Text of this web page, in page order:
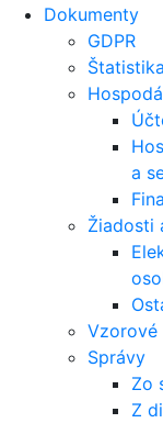
Dokumenty
GDPR
Štatistika
a
Žiadosti
Vzorové
Správy
Zo
Z